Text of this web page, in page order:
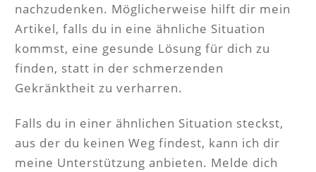
nachzudenken. Möglicherweise hilft dir mein
Artikel, falls du in eine ähnliche Situation
kommst, eine gesunde Lösung für dich zu
finden, statt in der schmerzenden
Gekränktheit zu verharren.
Falls du in einer ähnlichen Situation steckst,
aus der du keinen Weg findest, kann ich dir
meine Unterstützung anbieten. Melde dich